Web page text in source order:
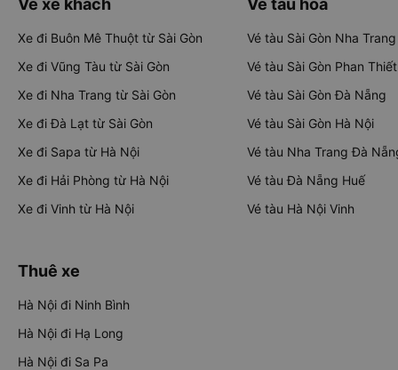
Vé xe khách
Xe đi Buôn Mê Thuột từ Sài Gòn
Xe đi Vũng Tàu từ Sài Gòn
Xe đi Nha Trang từ Sài Gòn
Xe đi Đà Lạt từ Sài Gòn
Xe đi Sapa từ Hà Nội
Xe đi Hải Phòng từ Hà Nội
Xe đi Vinh từ Hà Nội
Vé tàu hỏa
Vé tàu Sài Gòn Nha Trang
Vé tàu Sài Gòn Phan Thiết
Vé tàu Sài Gòn Đà Nẵng
Vé tàu Sài Gòn Hà Nội
Vé tàu Nha Trang Đà
Vé tàu Đà Nẵng Huế
Vé tàu Hà Nội Vinh
Thuê xe
Hà Nội đi Ninh Bình
Hà Nội đi Hạ Long
Hà Nội đi Sa Pa